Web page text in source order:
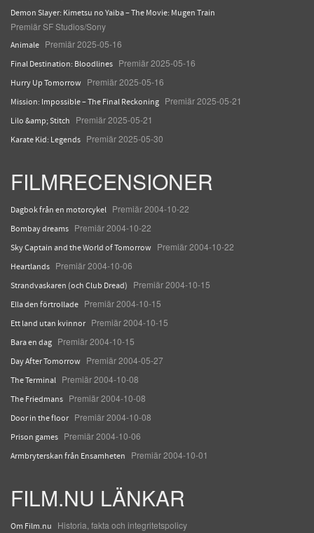
Demon Slayer: Kimetsu no Yaiba – The Movie: Mugen Train
Premiär SF Studios/Sony
Animale Premiär 2025-05-16
Final Destination: Bloodlines Premiär 2025-05-16
Hurry Up Tomorrow Premiär 2025-05-16
Mission: Impossible – The Final Reckoning Premiär 2025-05-21
Lilo &amp; Stitch Premiär 2025-05-21
Karate Kid: Legends Premiär 2025-05-30
FILMRECENSIONER
Dagbok från en motorcykel Premiär 2004-10-22
Bombay dreams Premiär 2004-10-22
Sky Captain and the World of Tomorrow Premiär 2004-10-22
Heartlands Premiär 2004-10-06
Strandvaskaren (och Club Dread) Premiär 2004-10-15
Ella den förtrollade Premiär 2004-10-15
Ett land utan kvinnor Premiär 2004-10-15
Bara en dag Premiär 2004-10-15
Day After Tomorrow Premiär 2004-05-27
The Terminal Premiär 2004-10-08
The Friedmans Premiär 2004-10-08
Door in the floor Premiär 2004-10-08
Prison games Premiär 2004-10-06
Armbryterskan från Ensamheten Premiär 2004-10-01
FILM.NU LÄNKAR
Om Film.nu Historia, fakta och integritetspolicy